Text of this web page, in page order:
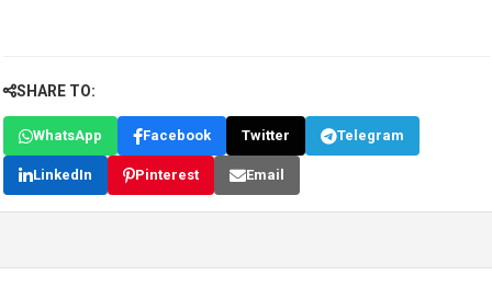
SHARE TO:
WhatsApp Facebook Twitter Telegram
LinkedIn Pinterest Email